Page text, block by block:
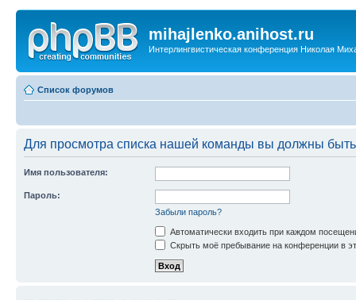
mihajlenko.anihost.ru
Интерлингвистическая конференция Николая
Список форумов
Для просмотра списка нашей команды вы должны
Имя пользователя:
Пароль:
Забыли пароль?
Автоматически входить при каждом
Скрыть моё пребывание на конференции в